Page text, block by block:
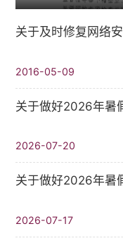
关于及时修复网络
2016-05-09
关于做好2026年暑
2026-07-20
关于做好2026年暑
2026-07-17